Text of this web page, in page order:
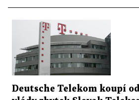
Deutsche Telekom koupí